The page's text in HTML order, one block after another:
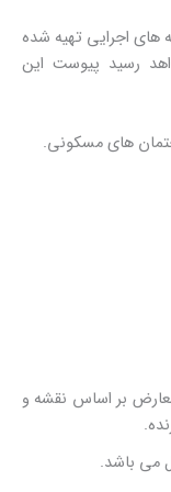
اجرایی تهیه شده
رسید پیوست این
های مسکونی.
معارض بر اساس نقشه و
می باشد.